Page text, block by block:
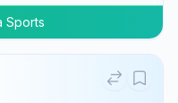
Sports